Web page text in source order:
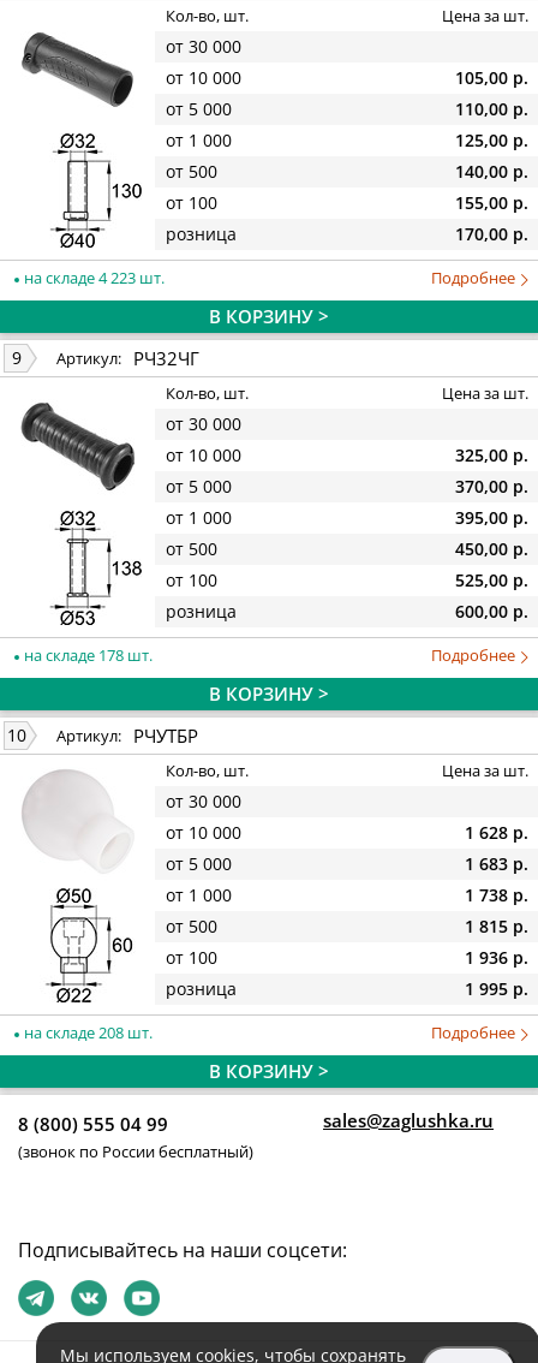
Кол-во, шт. Цена за шт.
от 30 000
от 10 000
105,00 р.
от 5 000
110,00 р.
от 1 000
125,00 р.
от 500
140,00 р.
от 100
155,00 р.
розница
170,00 р.
на складе 4 223 шт. Подробнее
В КОРЗИНУ >
9 Артикул: РЧ32ЧГ
Кол-во, шт. Цена за шт.
от 30 000
от 10 000
325,00 р.
от 5 000
370,00 р.
от 1 000
395,00 р.
от 500
450,00 р.
от 100
525,00 р.
розница
600,00 р.
на складе 178 шт. Подробнее
В КОРЗИНУ >
10 Артикул: РЧУТБР
Кол-во, шт. Цена за шт.
от 30 000
от 10 000
1 628 р.
от 5 000
1 683 р.
от 1 000
1 738 р.
от 500
1 815 р.
от 100
1 936 р.
розница
1 995 р.
на складе 208 шт. Подробнее
В КОРЗИНУ >
8 (800) 555 04 99
(звонок по России бесплатный)
sales@zaglushka.ru
Подписывайтесь на наши соцсети:
Мы используем cookies, чтобы сохранять